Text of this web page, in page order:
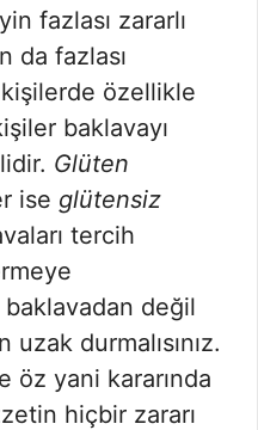
fazlası zararlı
da fazlası
kişilerde özellikle
baklavayı
Glüten
ise glütensiz
tercih
baklavadan değil
durmalısınız.
öz yani kararında
hiçbir zararı